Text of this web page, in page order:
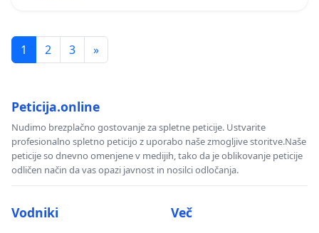
1 2 3 »
Peticija.online
Nudimo brezplačno gostovanje za spletne peticije. Ustvarite
profesionalno spletno peticijo z uporabo naše zmogljive storitve.Naše
peticije so dnevno omenjene v medijih, tako da je oblikovanje peticije
odličen način da vas opazi javnost in nosilci odločanja.
Vodniki Več